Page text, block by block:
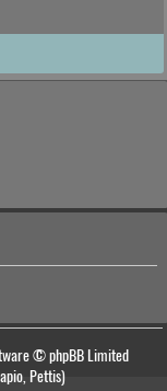
© phpBB Limited
Pettis)